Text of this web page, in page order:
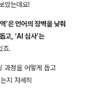
았는데요!
’은 언어의 장벽을 낮춰
고, ‘AI 심사’는
죠.
과정을 어떻게 돕고
지 자세히